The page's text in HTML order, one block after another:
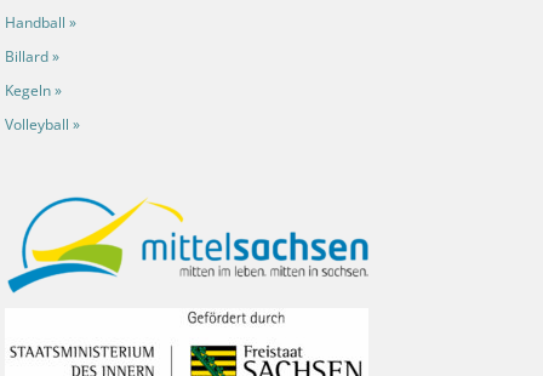
Handball »
Billard »
Kegeln »
Volleyball »